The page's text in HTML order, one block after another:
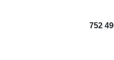
752